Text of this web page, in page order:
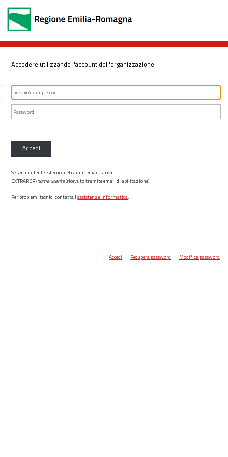
Accedere utilizzando l'account dell'organizzazione
Accedi
Se sei un utente esterno, nel campo email, scrivi
EXTRARER\nome utente(ricevuto tramite email di abilitazione)
Per problemi tecnici contatta l’assistenza informatica.
Accedi Recupera password Modifica password